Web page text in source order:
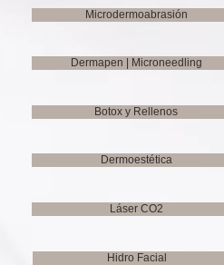
Microdermoabrasión
Dermapen | Microneedling
Botox y Rellenos
Dermoestética
Láser CO2
Hidro Facial